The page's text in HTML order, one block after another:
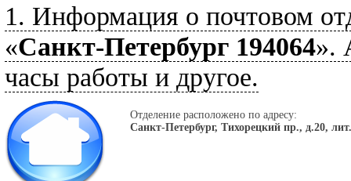
1. Информация о почтовом
«Санкт-Петербург 194064».
часы работы и другое.
Отделение расположено по адресу:
Санкт-Петербург, Тихорецкий пр., д.20,